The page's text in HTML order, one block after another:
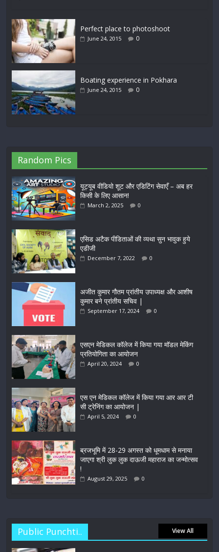
Perfect place to photoshoot
June 24, 2015 0
Boating experience in Pokhara
June 24, 2015 0
Random Pics
यूट्यूब वीडियो शूट और एडिटिंग सेवाएँ – अब हर
किसी के लिए आसान!
March 2, 2025 0
एसिड अटैक पीडिताओं की व्यथा सुन भावुक हुये
एडीजी
December 7, 2022 0
अजीत कुमार गौतम प्रांतीय उपाध्यक्ष और आशीष
कुमार बने प्रांतीय सचिव |
September 17, 2024 0
एसएन मेडिकल कॉलेज में किया गया मॉडल मेकिंग
प्रतियोगिता का आयोजन
April 20, 2024 0
एस एन मेडिकल कॉलेज में किया गया आर आर टी
सी ट्रेनिंग का आयोजन |
April 5, 2024 0
ब्रजभूमि में 28-29 अगस्त को धूमधाम से मनाया
जाएगा श्री लुक लुक दाऊजी महाराज का जन्मोत्सव
!
August 29, 2025 0
Public Punchti.. View All